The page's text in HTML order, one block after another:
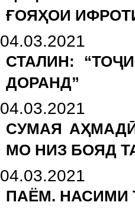
ҒОЯҲОИ
04.03.2021
СТАЛИН:
ДОРАНД”
04.03.2021
СУМАЯ
МО НИЗ БОЯД
04.03.2021
ПАЁМ. НАСИМИ